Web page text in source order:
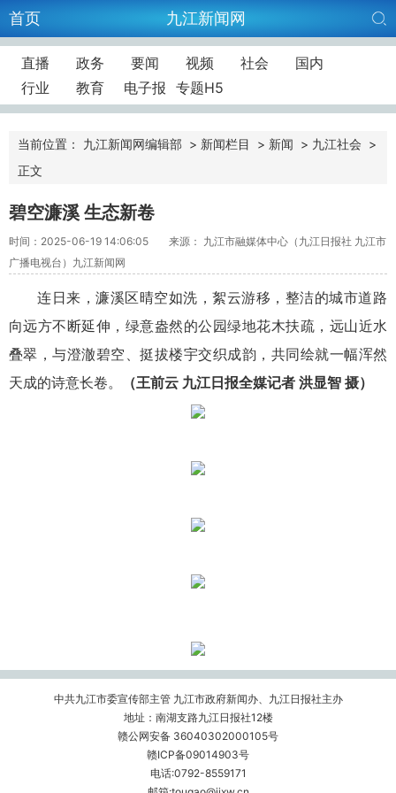
首页 九江新闻网
直播 政务 要闻 视频 社会
国内
行业
教育 电子报 专题H5
当前位置： 九江新闻网编辑部 > 新闻栏目 > 新闻 > 九江社会 >
正文
碧空濂溪 生态新卷
时间：2025-06-19 14:06:05
来源： 九江市融媒体中心（九江日报社 九江市
广播电视台）九江新闻网
连日来，濂溪区晴空如洗，絮云游移，整洁的城市道路
向远方不断延伸，绿意盎然的公园绿地花木扶疏，远山近水
叠翠，与澄澈碧空、挺拔楼宇交织成韵，共同绘就一幅浑然
天成的诗意长卷。
（王前云 九江日报全媒记者 洪显智 摄）
中共九江市委宣传部主管 九江市政府新闻办、九江日报社主办
地址：南湖支路九江日报社12楼
赣公网安备 36040302000105号
赣ICP备09014903号
电话:0792-8559171